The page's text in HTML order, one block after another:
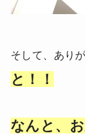
そして、あり
と！！
なんと、